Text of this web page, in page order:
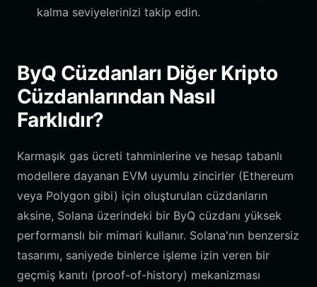
kalma seviyelerinizi takip edin.
ByQ Cüzdanları Diğer Kripto
Cüzdanlarından Nasıl
Farklıdır?
Karmaşık gas ücreti tahminlerine ve hesap tabanlı
modellere dayanan EVM uyumlu zincirler (Ethereum
veya Polygon gibi) için oluşturulan cüzdanların
aksine, Solana üzerindeki bir ByQ cüzdanı yüksek
performanslı bir mimari kullanır. Solana'nın benzersiz
tasarımı, saniyede binlerce işleme izin veren bir
geçmiş kanıtı (proof-of-history) mekanizması